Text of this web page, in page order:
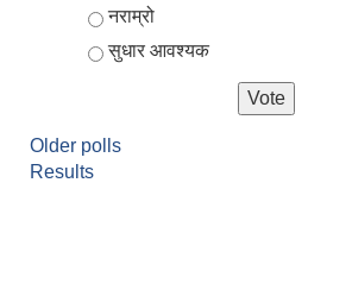
नराम्रो
सुधार आवश्यक
Older polls
Results